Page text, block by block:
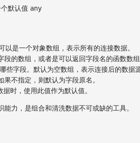
默认值 any
以是一个对象数组，表示所有的连接数据。
段的数组，或者是可以返回字段名的函数数
些字段。默认为空数组，表示连接后的数据
不指定，则默认为字段原名。
时，使用此值作为默认值。
力，是组合和清洗数据不可或缺的工具。